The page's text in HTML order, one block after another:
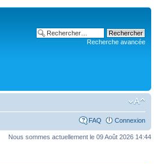
Recherche avancée
FAQ Connexion
Nous sommes actuellement le 09 Août 2026 14:44